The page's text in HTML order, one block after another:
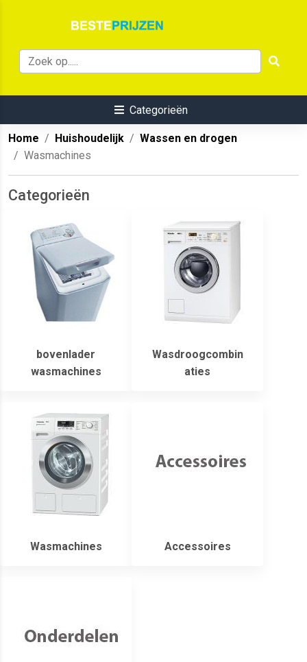
Categorieën
Home Huishoudelijk
Wassen en drogen
Wasmachines
Categorieën
bovenlader
wasmachines
Wasdroogcombin
aties
Wasmachines Accessoires